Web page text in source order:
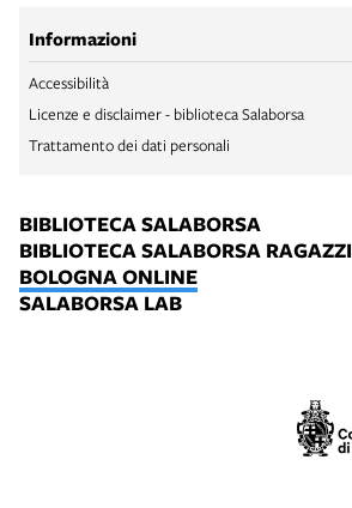
Informazioni
Accessibilità
Licenze e disclaimer - biblioteca Salaborsa
Trattamento dei dati personali
BIBLIOTECA SALABORSA
BIBLIOTECA SALABORSA RAGAZZI
BOLOGNA ONLINE
SALABORSA LAB